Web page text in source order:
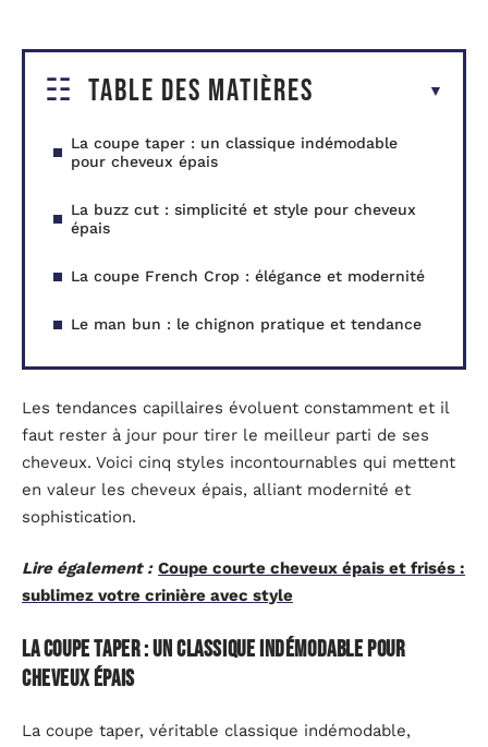
Table des matières
La coupe taper : un classique indémodable
pour cheveux épais
La buzz cut : simplicité et style pour cheveux
épais
La coupe French Crop : élégance et modernité
Le man bun : le chignon pratique et tendance
Les tendances capillaires évoluent constamment et il
faut rester à jour pour tirer le meilleur parti de ses
cheveux. Voici cinq styles incontournables qui mettent
en valeur les cheveux épais, alliant modernité et
sophistication.
Lire également : Coupe courte cheveux épais et frisés :
sublimez votre crinière avec style
La coupe taper : un classique indémodable pour
cheveux épais
La coupe taper, véritable classique indémodable,